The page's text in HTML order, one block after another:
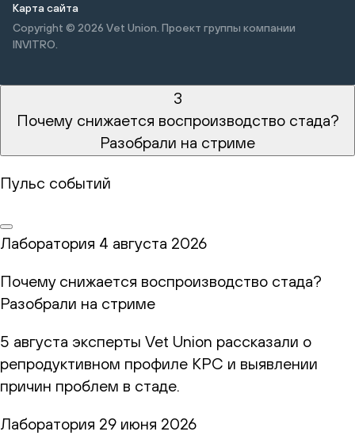
Карта сайта
Copyright © 2026 Vet Union. Проект группы компании
INVITRO.
3
Почему снижается воспроизводство стада?
Разобрали на стриме
Пульс событий
Лаборатория 4 августа 2026
Почему снижается воспроизводство стада?
Разобрали на стриме
5 августа эксперты Vet Union рассказали о
репродуктивном профиле КРС и выявлении
причин проблем в стаде.
Лаборатория 29 июня 2026